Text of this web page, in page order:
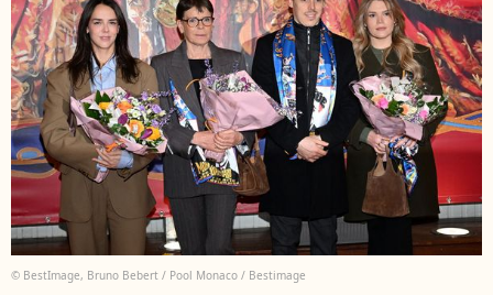
© BestImage, Bruno Bebert / Pool Monaco / Bestimage